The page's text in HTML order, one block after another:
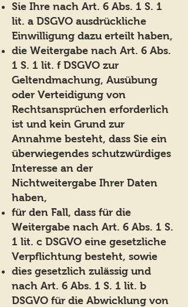
Sie Ihre nach Art. 6 Abs. 1 S. 1
lit. a DSGVO ausdrückliche
Einwilligung dazu erteilt haben,
die Weitergabe nach Art. 6 Abs.
1 S. 1 lit. f DSGVO zur
Geltendmachung, Ausübung
oder Verteidigung von
Rechtsansprüchen erforderlich
ist und kein Grund zur
Annahme besteht, dass Sie ein
überwiegendes schutzwürdiges
Interesse an der
Nichtweitergabe Ihrer Daten
haben,
für den Fall, dass für die
Weitergabe nach Art. 6 Abs. 1 S.
1 lit. c DSGVO eine gesetzliche
Verpflichtung besteht, sowie
dies gesetzlich zulässig und
nach Art. 6 Abs. 1 S. 1 lit. b
DSGVO für die Abwicklung von